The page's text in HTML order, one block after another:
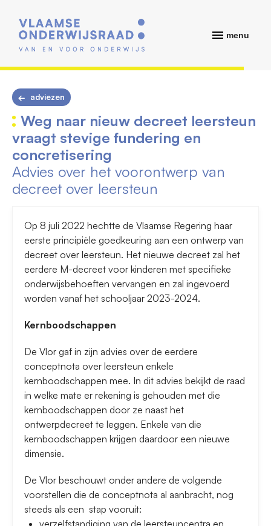
menu
adviezen
Weg naar nieuw decreet leersteun
vraagt stevige fundering en
concretisering
Advies over het voorontwerp van
decreet over leersteun
Op 8 juli 2022 hechtte de Vlaamse Regering haar
eerste principiële goedkeuring aan een ontwerp van
decreet over leersteun. Het nieuwe decreet zal het
eerdere M-decreet voor kinderen met specifieke
onderwijsbehoeften vervangen en zal ingevoerd
worden vanaf het schooljaar 2023-2024.
Kernboodschappen
De Vlor gaf in zijn advies over de eerdere
conceptnota over leersteun enkele
kernboodschappen mee. In dit advies bekijkt de raad
in welke mate er rekening is gehouden met die
kernboodschappen door ze naast het
ontwerpdecreet te leggen. Enkele van die
kernboodschappen krijgen daardoor een nieuwe
dimensie.
De Vlor beschouwt onder andere de volgende
voorstellen die de conceptnota al aanbracht, nog
steeds als een stap vooruit: